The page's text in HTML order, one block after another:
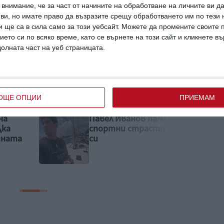
че за част от начините на обработване на личните ви
ви, но имате право да възразите срещу обработването им по тези
ще са в сила само за този уебсайт. Можете да промените своите
си по всяко време, като се върнете на този сайт и кликнете
част на уеб страницата.
ОПЦИИ ПРИЕМАМ
на веселия джин във филма на
Дъщерята на Маги
Джанаварова духна 3
свещички